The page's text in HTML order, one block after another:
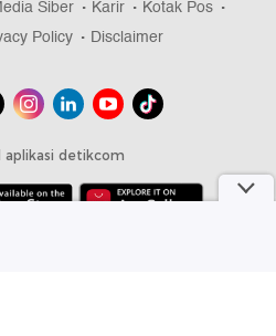
Siber Karir
Kotak Pos
Policy Disclaimer
aplikasi detikcom